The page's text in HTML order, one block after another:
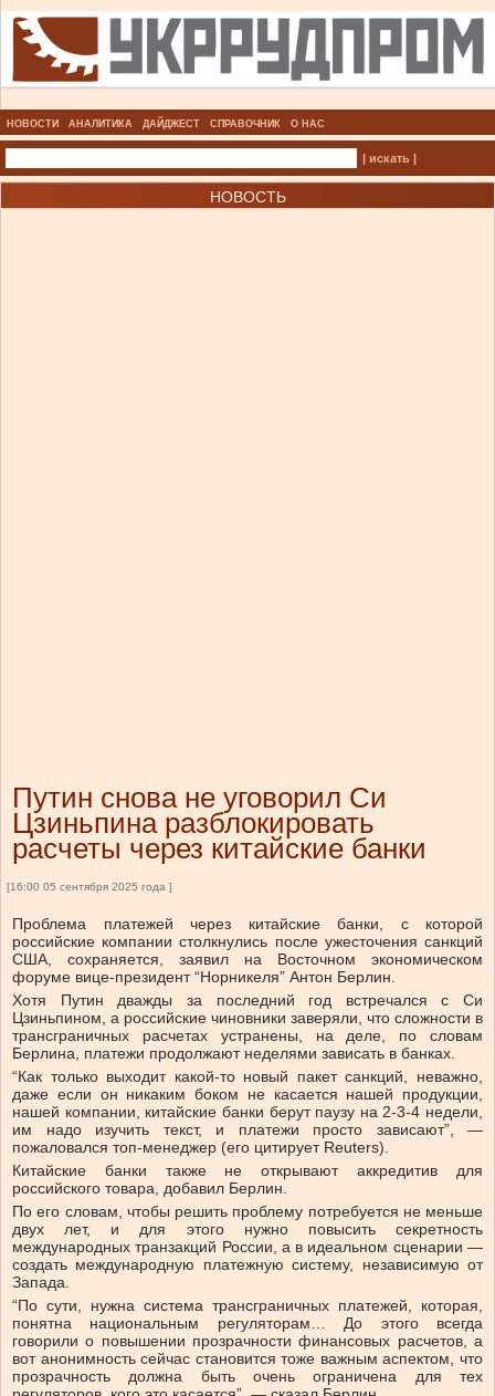
НОВОСТИ АНАЛИТИКА ДАЙДЖЕСТ СПРАВОЧНИК О НАС
| искать |
НОВОСТЬ
Путин снова не уговорил Си
Цзиньпина разблокировать
расчеты через китайские банки
[16:00 05 сентября 2025 года ]
Проблема платежей через китайские банки, с которой
российские компании столкнулись после ужесточения санкций
США, сохраняется, заявил на Восточном экономическом
форуме вице-президент “Норникеля” Антон Берлин.
Хотя Путин дважды за последний год встречался с Си
Цзиньпином, а российские чиновники заверяли, что сложности в
трансграничных расчетах устранены, на деле, по словам
Берлина, платежи продолжают неделями зависать в банках.
“Как только выходит какой-то новый пакет санкций, неважно,
даже если он никаким боком не касается нашей продукции,
нашей компании, китайские банки берут паузу на 2-3-4 недели,
им надо изучить текст, и платежи просто зависают”, —
пожаловался топ-менеджер (его цитирует Reuters).
Китайские банки также не открывают аккредитив для
российского товара, добавил Берлин.
По его словам, чтобы решить проблему потребуется не меньше
двух лет, и для этого нужно повысить секретность
международных транзакций России, а в идеальном сценарии —
создать международную платежную систему, независимую от
Запада.
“По сути, нужна система трансграничных платежей, которая,
понятна национальным регуляторам… До этого всегда
говорили о повышении прозрачности финансовых расчетов, а
вот анонимность сейчас становится тоже важным аспектом, что
прозрачность должна быть очень ограничена для тех